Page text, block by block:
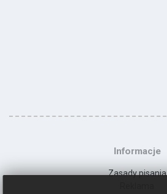
Informacje
Zasady pisania